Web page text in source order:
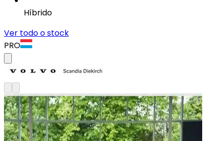
Híbrido
Ver todo o stock
PRO